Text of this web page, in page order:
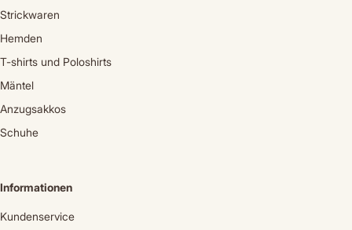
Strickwaren
Hemden
T-shirts und Poloshirts
Mäntel
Anzugsakkos
Schuhe
Informationen
Kundenservice